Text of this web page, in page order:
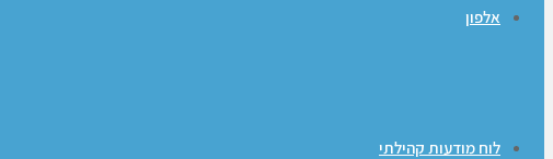
אלפון
לוח מודעות קהילתי